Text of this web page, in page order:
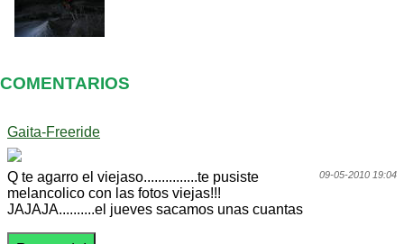
COMENTARIOS
Gaita-Freeride
09-05-2010 19:04
Q te agarro el viejaso...............te pusiste
melancolico con las fotos viejas!!!
JAJAJA..........el jueves sacamos unas cuantas